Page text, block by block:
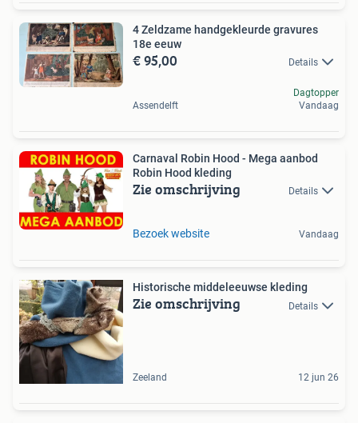
4 Zeldzame handgekleurde gravures
18e eeuw
€ 95,00 Details
Assendelft
Dagtopper
Vandaag
Carnaval Robin Hood - Mega aanbod
Robin Hood kleding
Zie omschrijving Details
Bezoek website Vandaag
Historische middeleeuwse kleding
Zie omschrijving Details
Zeeland 12 jun 26